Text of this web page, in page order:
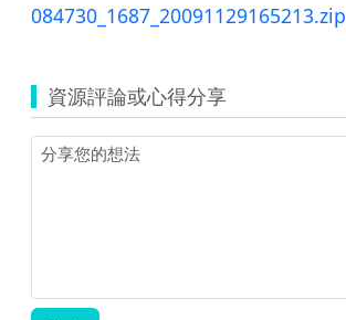
084730_1687_20091129165213.zip
資源評論或心得分享